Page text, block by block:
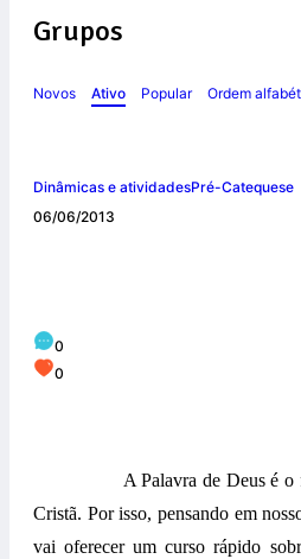
Grupos
Novos Ativo Popular Ordem
Dinâmicas e atividadesPré-Catequese
06/06/2013
0
0
A Palavra de Deus é o
Cristã. Por isso, pensando em
vai oferecer um curso rápido